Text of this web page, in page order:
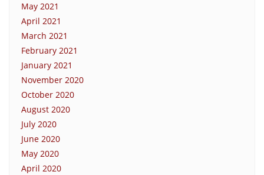
May 2021
April 2021
March 2021
February 2021
January 2021
November 2020
October 2020
August 2020
July 2020
June 2020
May 2020
April 2020